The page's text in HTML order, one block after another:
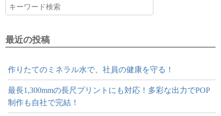
最近の投稿
作りたてのミネラル水で、社員の健康を守る！
最長1,300mmの長尺プリントにも対応！多彩な出力でPOP
制作も自社で完結！